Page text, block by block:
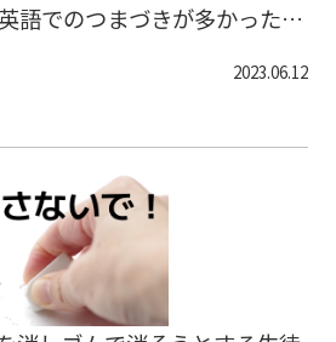
語でのつまづきが多かったよ
ず今のうちから勉強習慣をつ
ね。 今日は体験授業の様子を
の後にご入塾もしていただい
一緒に頑張っていきましょう
随時受け付けています。ま
ご相談も受け付けています。
を作成しますので、ご希望の
お願いいたします。 #亀岡市
2023.06.12